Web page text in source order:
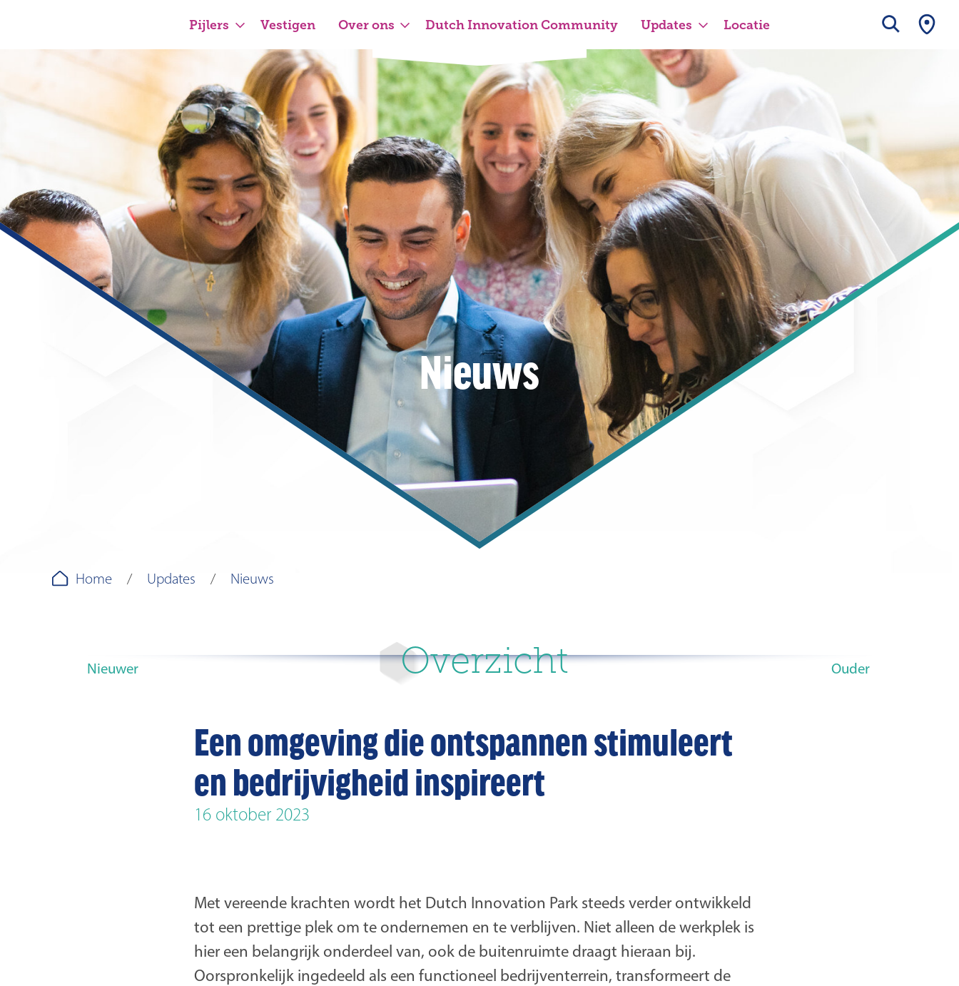
Pijlers Vestigen Over ons Dutch Innovation Community Updates Locatie
Nieuws
Home Updates Nieuws
Nieuwer Overzicht Ouder
Een omgeving die ontspannen stimuleert
en bedrijvigheid inspireert
16 oktober 2023
Met vereende krachten wordt het Dutch Innovation Park steeds verder ontwikkeld
tot een prettige plek om te ondernemen en te verblijven. Niet alleen de werkplek is
hier een belangrijk onderdeel van, ook de buitenruimte draagt hieraan bij.
Oorspronkelijk ingedeeld als een functioneel bedrijventerrein, transformeert de